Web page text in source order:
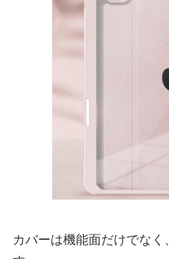
カバーは機能面だけでなく、